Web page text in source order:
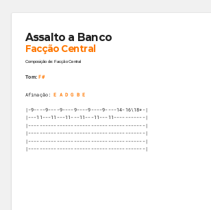
Assalto a Banco
Facção Central
Composição de: Facção Central
Tom:F#
Afinação:E A D G B E
|-9----9----9----9----9----9----14-16\18*-|
|---11---11---11---11---11---11-----------|
|-----------------------------------------|
|-----------------------------------------|
|-----------------------------------------|
|-----------------------------------------|